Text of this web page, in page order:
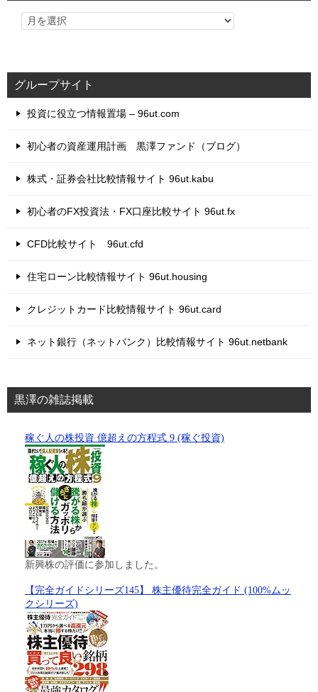
グループサイト
投資に役立つ情報置場 – 96ut.com
初心者の資産運用計画 黒澤ファンド（ブログ）
株式・証券会社比較情報サイト 96ut.kabu
初心者のFX投資法・FX口座比較サイト 96ut.fx
CFD比較サイト 96ut.cfd
住宅ローン比較情報サイト 96ut.housing
クレジットカード比較情報サイト 96ut.card
ネット銀行（ネットバンク）比較情報サイト 96ut.netbank
黒澤の雑誌掲載
稼ぐ人の株投資 億超えの方程式 9 (稼ぐ投資)
新興株の評価に参加しました。
【完全ガイドシリーズ145】 株主優待完全ガイド (100%ムッ
クシリーズ)